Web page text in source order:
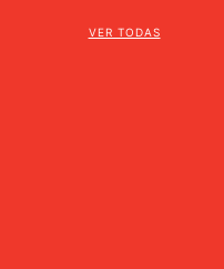
VER TODAS